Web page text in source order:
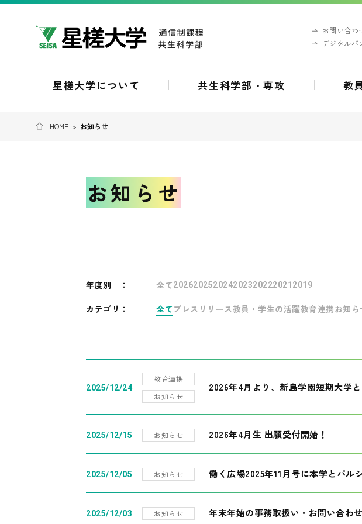
お問い合わ
デジタルパ
星槎大学について 共生科学部・専攻 教
HOME > お知らせ
お知らせ
年度別 ： 全て202620252024202320222021 2019
カテゴリ： 全て プレスリリース教員・学生の活躍教育連携お知ら
2025/12/24
教育連携
お知らせ
2026年4月より、新島学園短期大学
2025/12/15 お知らせ 2026年4月生 出願受付開始！
2025/12/05 お知らせ 働く広場2025年11月号に本学とパル
2025/12/03 お知らせ 年末年始の事務取扱い・お問い合わ